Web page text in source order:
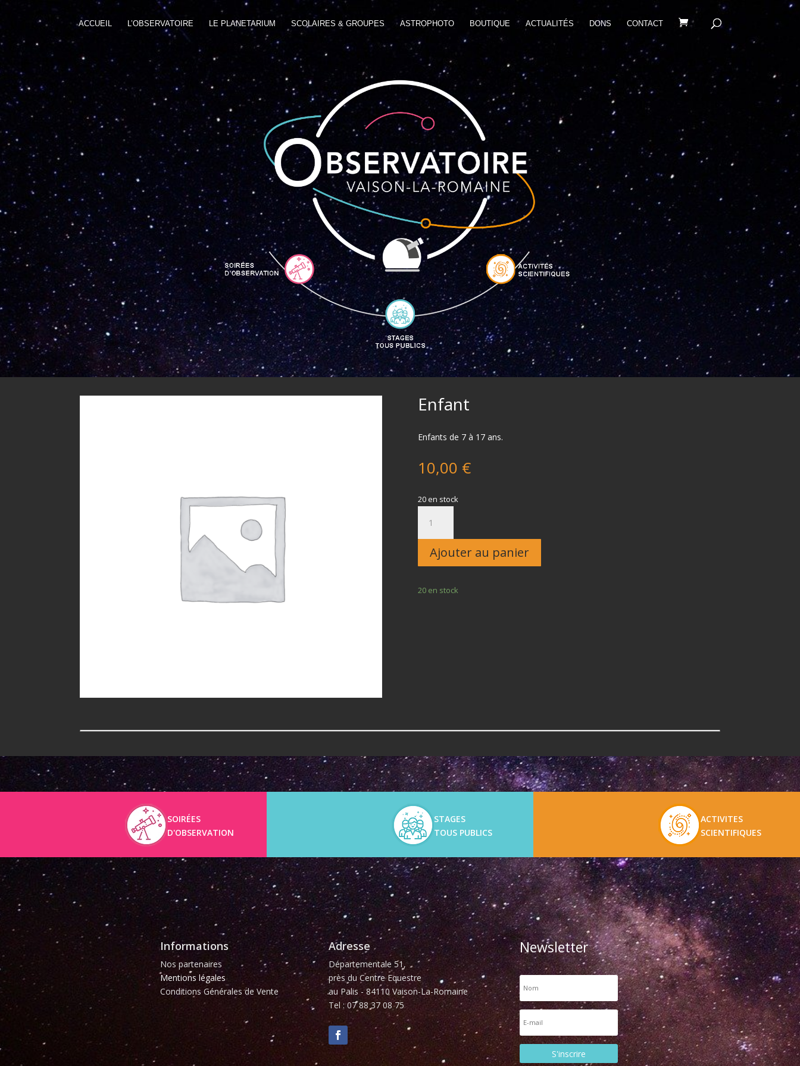
ACCUEIL L’OBSERVATOIRE LE PLANETARIUM SCOLAIRES & GROUPES ASTROPHOTO BOUTIQUE ACTUALITÉS DONS CONTACT
Enfant
Enfants de 7 à 17 ans.
10,00 €
20 en stock
Enfant
Ajouter au panier
20 en stock
SOIRÉES
D'OBSERVATION
STAGES
TOUS PUBLICS
ACTIVITES
SCIENTIFIQUES
Informations
Nos partenaires
Mentions légales
Conditions Générales de Vente
Adresse
Départementale 51,
près du Centre Equestre
au Palis - 84110 Vaison-La-Romaine
Tel : 07 88 37 08 75
Newsletter
S'inscrire